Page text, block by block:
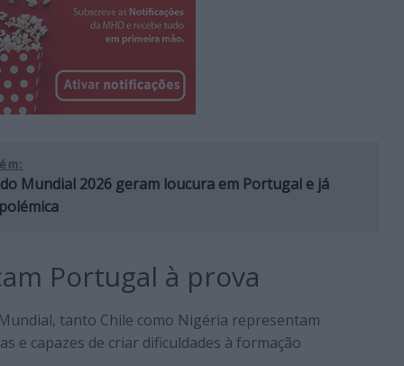
Mundial 2026 geram loucura em Portugal e já
Portugal à prova
tanto Chile como Nigéria representam
e capazes de criar dificuldades à formação